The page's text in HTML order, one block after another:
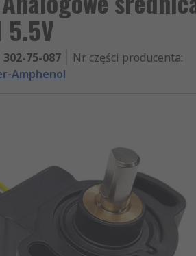
5.5V
302-75-087 Nr części producenta:
Amphenol